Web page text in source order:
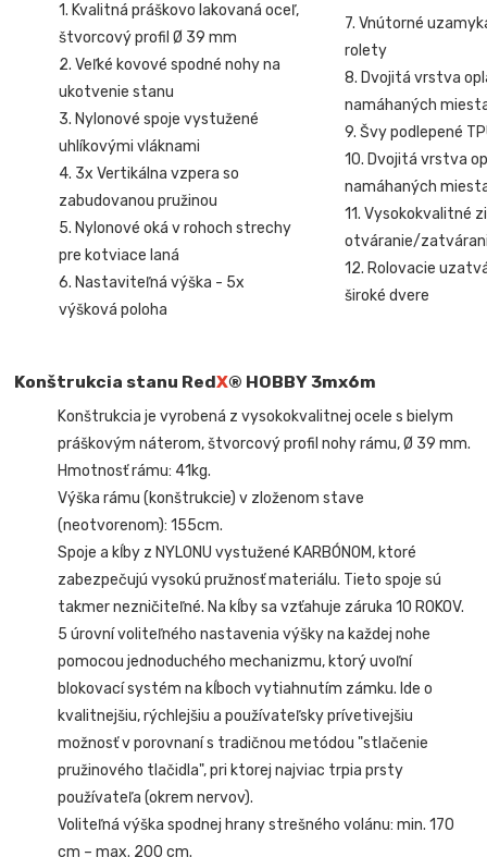
1. Kvalitná práškovo lakovaná oceľ,
štvorcový profil Ø 39 mm
2. Veľké kovové spodné nohy na
ukotvenie stanu
3. Nylonové spoje vystužené
uhlíkovými vláknami
4. 3x Vertikálna vzpera so
zabudovanou pružinou
5. Nylonové oká v rohoch strechy
pre kotviace laná
6. Nastaviteľná výška - 5x
výšková poloha
7. Vnútorné
rolety
8. Dvojitá vrstva
namáhaných
9. Švy podlepené
10. Dvojitá vrstva
namáhaných
11. Vysokokvalitné
otváranie/
12. Rolovacie
široké dvere
Konštrukcia stanu RedX® HOBBY 3mx6m
Konštrukcia je vyrobená z vysokokvalitnej ocele s bielym
práškovým náterom, štvorcový profil nohy rámu, Ø 39 mm.
Hmotnosť rámu: 41kg.
Výška rámu (konštrukcie) v zloženom stave
(neotvorenom): 155cm.
Spoje a kĺby z NYLONU vystužené KARBÓNOM, ktoré
zabezpečujú vysokú pružnosť materiálu. Tieto spoje sú
takmer nezničiteľné. Na kĺby sa vzťahuje záruka 10 ROKOV.
5 úrovní voliteľného nastavenia výšky na každej nohe
pomocou jednoduchého mechanizmu, ktorý uvoľní
blokovací systém na kĺboch vytiahnutím zámku. Ide o
kvalitnejšiu, rýchlejšiu a používateľsky prívetivejšiu
možnosť v porovnaní s tradičnou metódou "stlačenie
pružinového tlačidla", pri ktorej najviac trpia prsty
používateľa (okrem nervov).
Voliteľná výška spodnej hrany strešného volánu: min. 170
cm – max. 200 cm.